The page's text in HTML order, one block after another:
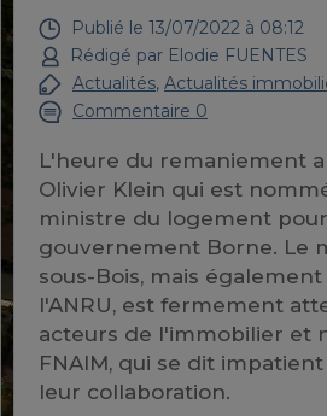
Publié le 13/07/2022 à 08:12
Rédigé par Elodie FUENTES
Actualités, Actualités
Commentaire 0
L'heure du remaniement
Olivier Klein qui est
ministre du logement
gouvernement Borne. Le
sous-Bois, mais
l'ANRU, est fermement
acteurs de l'immobilier et
FNAIM, qui se dit
leur collaboration.